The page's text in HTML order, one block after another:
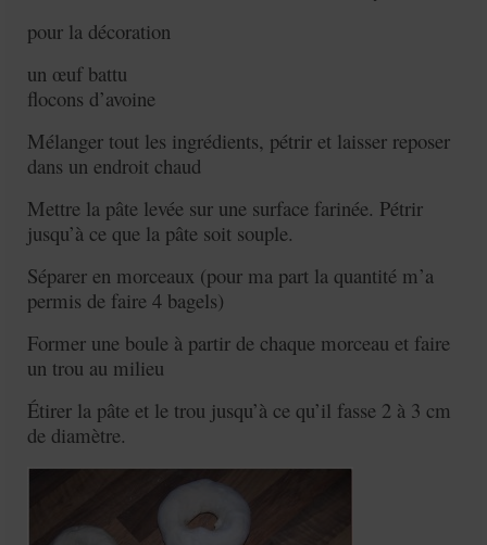
pour la décoration
un œuf battu
flocons d’avoine
Mélanger tout les ingrédients, pétrir et laisser reposer
dans un endroit chaud
Mettre la pâte levée sur une surface farinée. Pétrir
jusqu’à ce que la pâte soit souple.
Séparer en morceaux (pour ma part la quantité m’a
permis de faire 4 bagels)
Former une boule à partir de chaque morceau et faire
un trou au milieu
Étirer la pâte et le trou jusqu’à ce qu’il fasse 2 à 3 cm
de diamètre.